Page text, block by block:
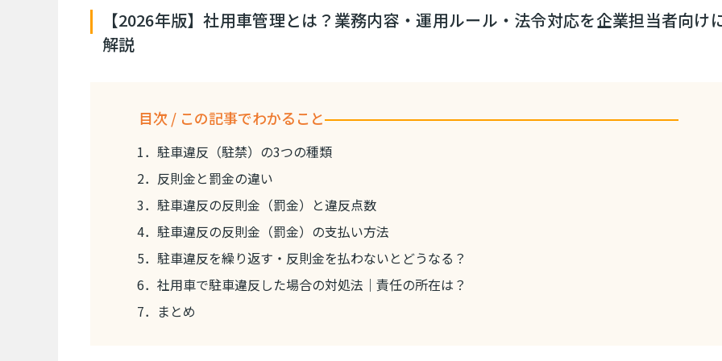
【2026年版】社用車管理とは？業務内容・運用ルール・法令対応を企業担当者向け
解説
目次 / この記事でわかること
1．駐車違反（駐禁）の3つの種類
2．反則金と罰金の違い
3．駐車違反の反則金（罰金）と違反点数
4．駐車違反の反則金（罰金）の支払い方法
5．駐車違反を繰り返す・反則金を払わないとどうなる？
6．社用車で駐車違反した場合の対処法｜責任の所在は？
7．まとめ